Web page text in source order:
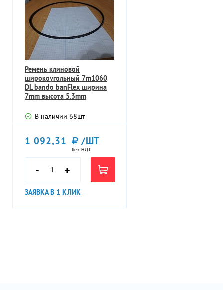
Ремень клиновой
широкоугольный 7m1060
DL bando banFlex ширина
7mm высота 5.3mm
В наличии 68шт
1 092,31 /ШТ
без НДС
- +
ЗАЯВКА В 1 КЛИК